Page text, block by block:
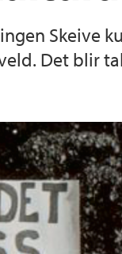
Skeive
Det blir